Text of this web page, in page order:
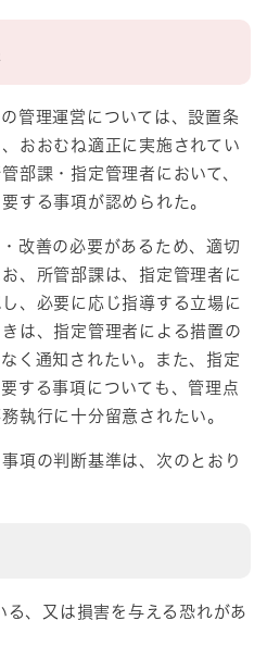
管理運営については、設置条
おおむね適正に実施されてい
部課・指定管理者において、
する事項が認められた。
改善の必要があるため、適切
、所管部課は、指定管理者に
、必要に応じ指導する立場に
は、指定管理者による措置の
く通知されたい。また、指定
する事項についても、管理点
執行に十分留意されたい。
項の判断基準は、次のとおり
、又は損害を与える恐れがあ